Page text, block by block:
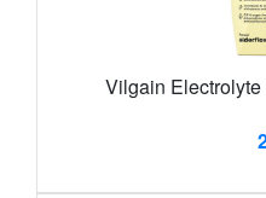
Vilgain